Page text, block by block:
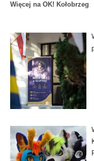
Więcej na OK! Kołobrzeg